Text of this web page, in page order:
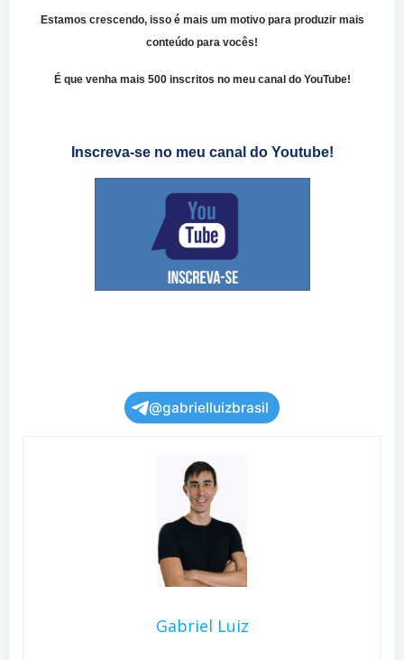
Estamos crescendo, isso é mais um motivo para produzir mais
conteúdo para vocês!
É que venha mais 500 inscritos no meu canal do YouTube!
Inscreva-se no meu canal do Youtube!
@gabrielluizbrasil
Gabriel Luiz